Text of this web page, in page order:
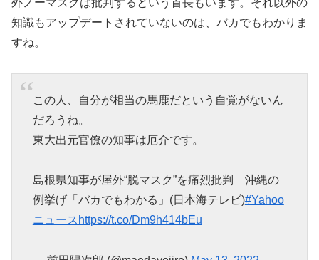
外ノーマスクは批判するという首長もいます。それ以外の
知識もアップデートされていないのは、バカでもわかりま
すね。
この人、自分が相当の馬鹿だという自覚がないん
だろうね。
東大出元官僚の知事は厄介です。
島根県知事が屋外“脱マスク”を痛烈批判 沖縄の
例挙げ「バカでもわかる」(日本海テレビ)#Yahoo
ニュース https://t.co/Dm9h414bEu